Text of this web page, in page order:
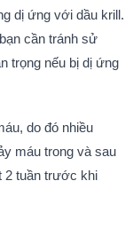
dị ứng với dầu krill.
cần tránh sử
trọng nếu bị dị ứng
do đó nhiều
máu trong và sau
2 tuần trước khi